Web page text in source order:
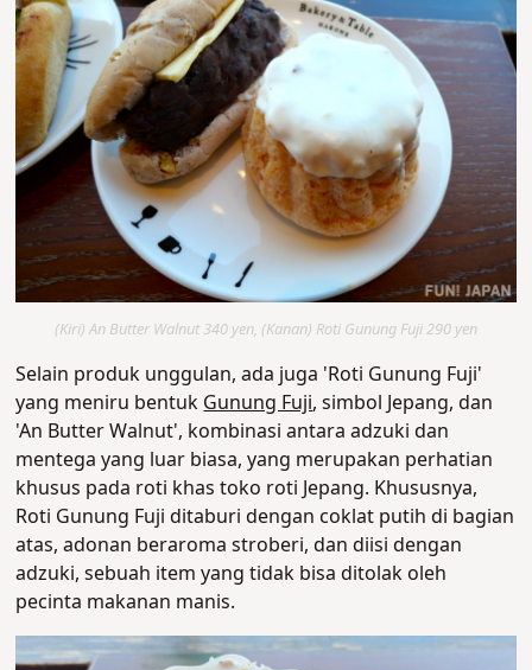
(Kiri) An Butter Walnut 340 yen, (Kanan) Roti Gunung Fuji 290 yen
Selain produk unggulan, ada juga 'Roti Gunung Fuji'
yang meniru bentuk Gunung Fuji, simbol Jepang, dan
'An Butter Walnut', kombinasi antara adzuki dan
mentega yang luar biasa, yang merupakan perhatian
khusus pada roti khas toko roti Jepang. Khususnya,
Roti Gunung Fuji ditaburi dengan coklat putih di bagian
atas, adonan beraroma stroberi, dan diisi dengan
adzuki, sebuah item yang tidak bisa ditolak oleh
pecinta makanan manis.